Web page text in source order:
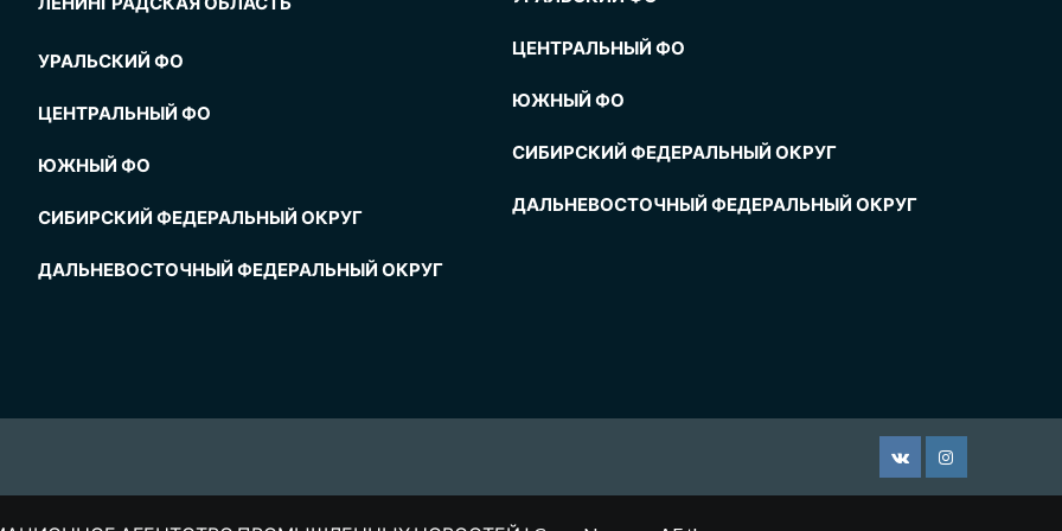
УРАЛЬСКИЙ ФО
ЦЕНТРАЛЬНЫЙ ФО
ЮЖНЫЙ ФО
СИБИРСКИЙ ФЕДЕРАЛЬНЫЙ ОКРУГ
ДАЛЬНЕВОСТОЧНЫЙ ФЕДЕРАЛЬНЫЙ ОКРУГ
ЦЕНТРАЛЬНЫЙ ФО
ЮЖНЫЙ ФО
СИБИРСКИЙ ФЕДЕРАЛЬНЫЙ ОКРУГ
ДАЛЬНЕВОСТОЧНЫЙ ФЕДЕРАЛЬНЫЙ ОКРУГ